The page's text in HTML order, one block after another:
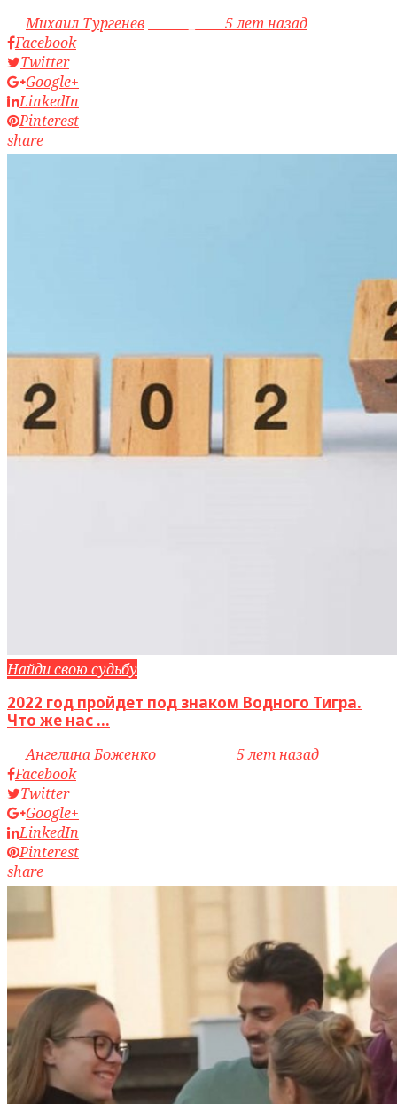
byМихаил Тургенев
5 лет назад
Facebook
Twitter
Google+
LinkedIn
Pinterest
share
Найди свою судьбу
2022 год пройдет под знаком Водного Тигра.
Что же нас ...
byАнгелина Боженко
5 лет назад
Facebook
Twitter
Google+
LinkedIn
Pinterest
share